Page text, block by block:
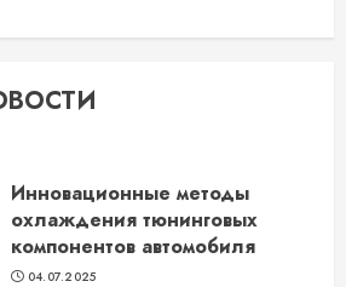
Инновационные методы
охлаждения тюнинговых
компонентов автомобиля
04.07.2025